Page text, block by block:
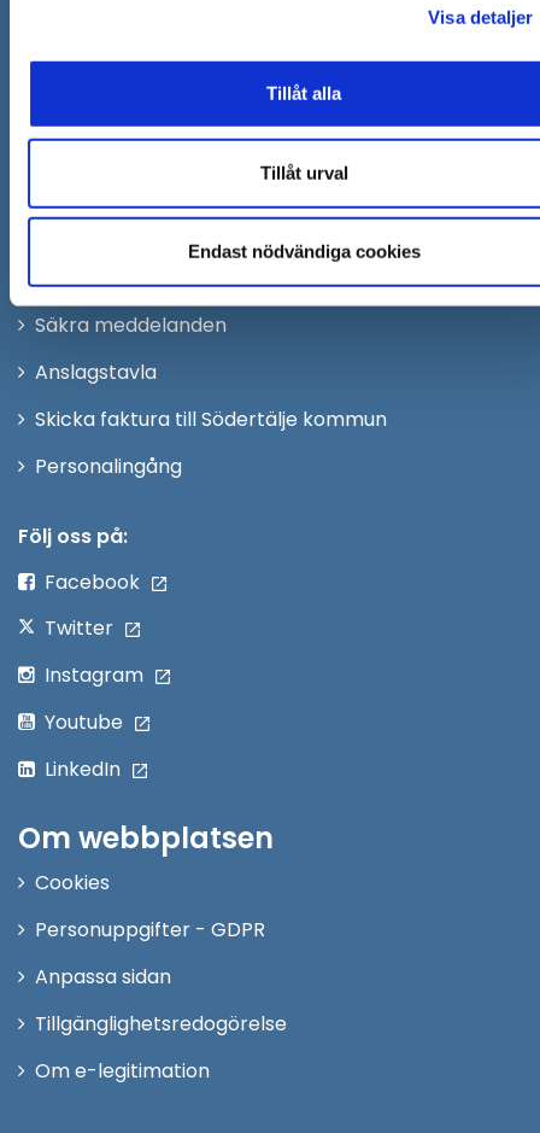
Visa detaljer
Tillåt alla
Tillåt urval
Endast nödvändiga cookies
kommun skickas till:
i
nytt
fönster
Press
i
fönster
Säkra meddelanden
Anslagstavla
Skicka faktura till Södertälje kommun
PersonalingångÖppna
Följ oss på:
Facebook
Twitter
Instagram
Youtube
LinkedIn
Om webbplatsen
Cookies
Personuppgifter - GDPR
Anpassa sidan
Tillgänglighetsredogörelse
Om e-legitimation